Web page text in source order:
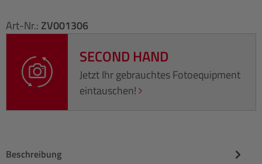
Art-Nr.: ZV001306
SECOND HAND
Jetzt Ihr gebrauchtes Fotoequipment
eintauschen!
Beschreibung